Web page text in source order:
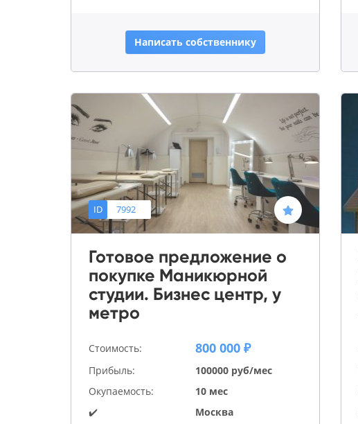
Написать собственнику
ID 7992
Готовое предложение о
покупке Маникюрной
студии. Бизнес центр, у
метро
Стоимость: 800 000 ₽
Прибыль:
100000 руб/мес
Окупаемость:
10 мес
✔️
Москва